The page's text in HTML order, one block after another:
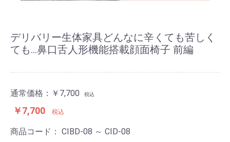
デリバリー生体家具どんなに辛くても苦しく
ても…鼻口舌人形機能搭載顔面椅子 前編
通常価格： ￥7,700 税込
￥7,700 税込
商品コード： CIBD-08 ～ CID-08